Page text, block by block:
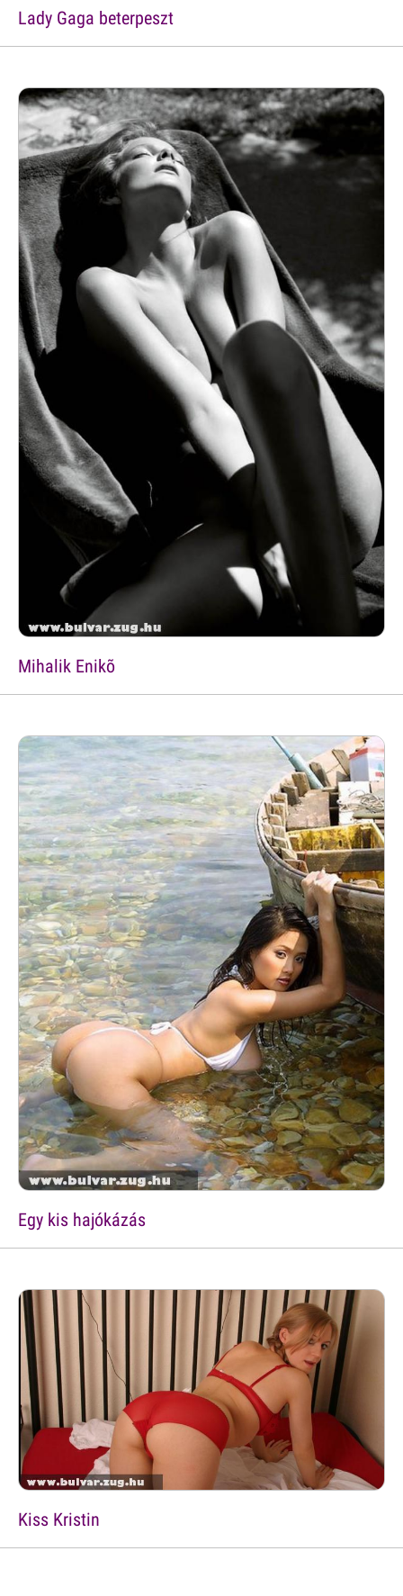
Lady Gaga beterpeszt
Mihalik Enikõ
Egy kis hajókázás
Kiss Kristin